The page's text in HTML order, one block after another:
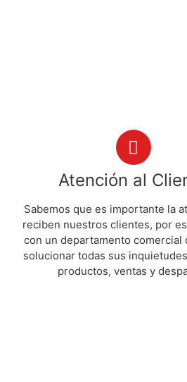
Atención al
Sabemos que es importante la
reciben nuestros clientes, por
con un departamento comercial
solucionar todas sus
productos, ventas y